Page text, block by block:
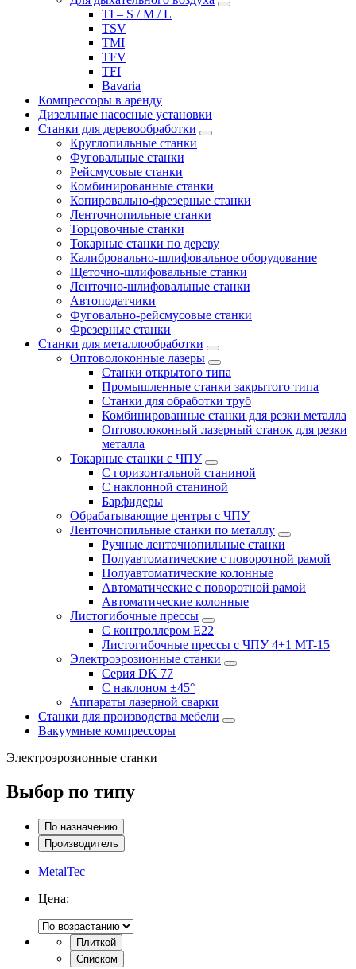
TI – S / M / L
TSV
TMI
TFV
TFI
Bavaria
Компрессоры в аренду
Дизельные насосные установки
Станки для деревообработки
Круглопильные станки
Фуговальные станки
Рейсмусовые станки
Комбинированные станки
Копировально-фрезерные станки
Ленточнопильные станки
Торцовочные станки
Токарные станки по дереву
Калибровально-шлифовальное оборудование
Щеточно-шлифовальные станки
Ленточно-шлифовальные станки
Автоподатчики
Фуговально-рейсмусовые станки
Фрезерные станки
Станки для металлообработки
Оптоволоконные лазеры
Станки открытого типа
Промышленные станки закрытого типа
Станки для обработки труб
Комбинированные станки для резки металла
Оптоволоконный лазерный станок для резки
металла
Токарные станки с ЧПУ
С горизонтальной станиной
С наклонной станиной
Барфидеры
Обрабатывающие центры с ЧПУ
Ленточнопильные станки по металлу
Ручные ленточнопильные станки
Полуавтоматические с поворотной рамой
Полуавтоматические колонные
Автоматические с поворотной рамой
Автоматические колонные
Листогибочные прессы
С контроллером E22
Листогибочные прессы с ЧПУ 4+1 MT-15
Электроэрозионные станки
Серия DK 77
С наклоном ±45°
Аппараты лазерной сварки
Станки для производства мебели
Вакуумные компрессоры
Электроэрозионные станки
Выбор по типу
По назначению
Производитель
MetalTec
Цена:
Плиткой
Списком